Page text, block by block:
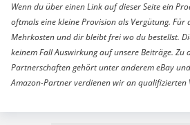
Wenn du über einen Link auf dieser Seite ein
oftmals eine kleine Provision als Vergütung. Für
Mehrkosten und dir bleibt frei wo du bestellst.
keinem Fall Auswirkung auf unsere Beiträge.
Partnerschaften gehört unter anderem eBay
Amazon-Partner verdienen wir an qualifizierten